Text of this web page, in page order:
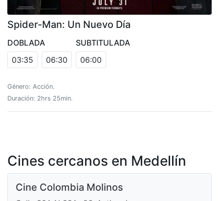
Spider-Man: Un Nuevo Día
DOBLADA
03:35
06:30
SUBTITULADA
06:00
Género: Acción.
Duración: 2hrs 25min.
Cines cercanos en Medellín
Cine Colombia Molinos